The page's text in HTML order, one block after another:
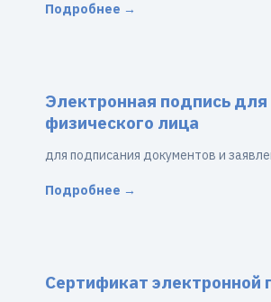
Подробнее →
Электронная подпись для
физического лица
для подписания документов и
Подробнее →
Сертификат электронной